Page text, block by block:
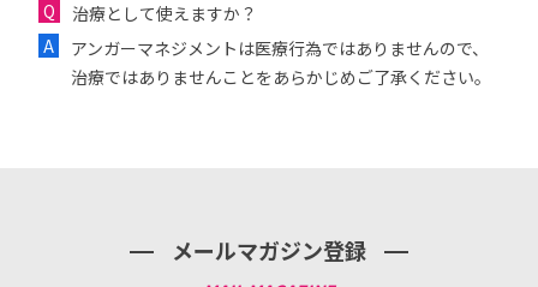
治療として使えますか？
アンガーマネジメントは医療行為ではありませんので、
治療ではありませんことをあらかじめご了承ください。
メールマガジン登録